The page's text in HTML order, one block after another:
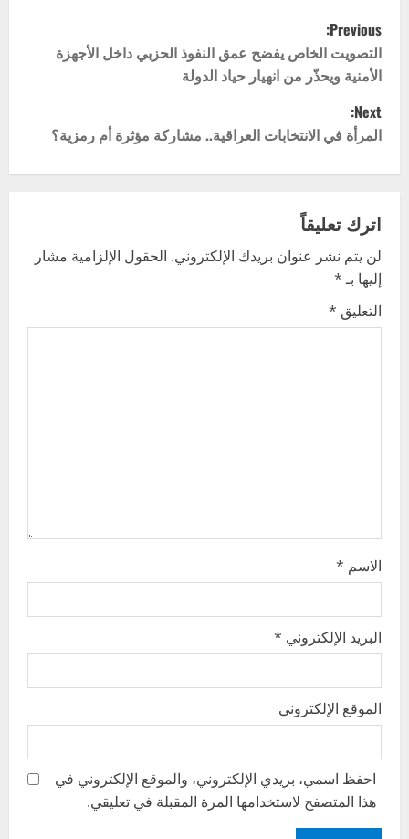
P
o
s
t
n
a
v
i
g
Previous:
التصويت الخاص يفضح عمق النفوذ الحزبي داخل الأجهزة
الأمنية ويحذّر من انهيار حياد الدولة
Next:
المرأة في الانتخابات العراقية.. مشاركة مؤثرة أم رمزية؟
اترك تعليقاً
لن يتم نشر عنوان بريدك الإلكتروني. الحقول الإلزامية مشار
إليها بـ*
التعليق *
الاسم *
البريد الإلكتروني *
الموقع الإلكتروني
احفظ اسمي، بريدي الإلكتروني، والموقع الإلكتروني في
هذا المتصفح لاستخدامها المرة المقبلة في تعليقي.